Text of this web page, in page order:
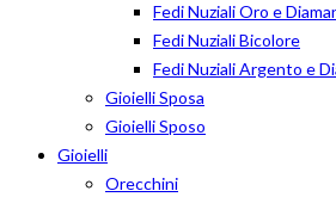
Fedi Nuziali Oro e
Fedi Nuziali Bicolore
Fedi Nuziali Argento e
Gioielli Sposa
Gioielli Sposo
Gioielli
Orecchini